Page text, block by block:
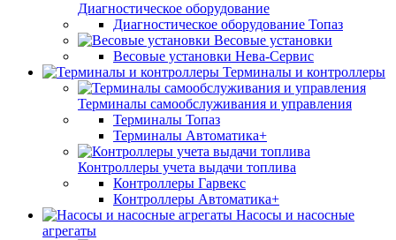
Диагностическое оборудование
Диагностическое оборудование Топаз
Весовые установки
Весовые установки Нева-Сервис
Терминалы и контроллеры
Терминалы самообслуживания и управления
Терминалы Топаз
Терминалы Автоматика+
Контроллеры учета выдачи топлива
Контроллеры Гарвекс
Контроллеры Автоматика+
Насосы и насосные
агрегаты